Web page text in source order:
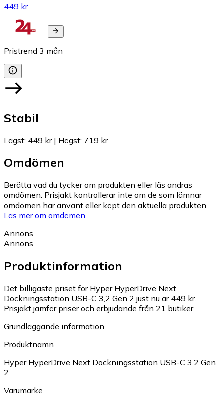
449 kr
Pristrend 3 mån
Stabil
Lägst: 449 kr| Högst: 719 kr
Omdömen
Berätta vad du tycker om produkten eller läs andras
omdömen. Prisjakt kontrollerar inte om de som lämnar
omdömen har använt eller köpt den aktuella produkten.
Läs mer om omdömen.
Annons
Annons
Produktinformation
Det billigaste priset för Hyper HyperDrive Next
Dockningsstation USB-C 3,2 Gen 2 just nu är 449 kr.
Prisjakt jämför priser och erbjudande från 21 butiker.
Grundläggande information
Produktnamn
Hyper HyperDrive Next Dockningsstation USB-C 3,2 Gen
2
Varumärke